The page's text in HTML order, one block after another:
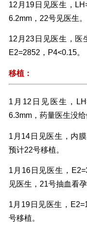
12月19日见医生，
6.2mm，22号见医生。
12月23日见医生，医
E2=2852，P4<0.15。
移植：
1月12日见医生，
6.3mm，药量医生没
1月14日见医生，内
预计22号移植。
1月16日见医生，
见医生，21号抽血看
1月19日见医生，
号移植。